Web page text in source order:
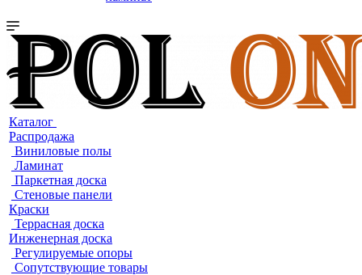
Каталог
Распродажа
Виниловые полы
Ламинат
Паркетная доска
Стеновые панели
Краски
Террасная доска
Инженерная доска
Регулируемые опоры
Сопутствующие товары